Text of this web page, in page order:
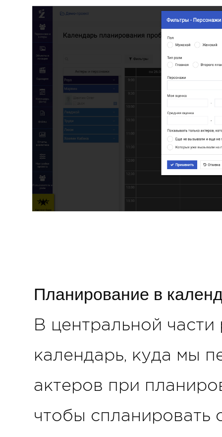
Планирование в
В центральной части
календарь, куда мы
актеров при
чтобы спланировать